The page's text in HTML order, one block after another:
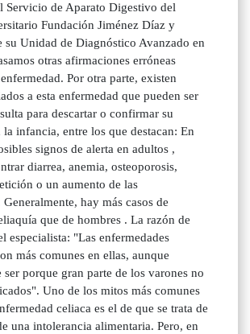
Servicio de Aparato Digestivo del
Fundación Jiménez Díaz y
su Unidad de Diagnóstico Avanzado en
otras afirmaciones erróneas
Por otra parte, existen
a esta enfermedad que pueden ser
para descartar o confirmar su
infancia, entre los que destacan: En
signos de alerta en adultos ,
diarrea, anemia, osteoporosis,
o un aumento de las
Generalmente, hay más casos de
que de hombres . La razón de
especialista: "Las enfermedades
más comunes en ellas, aunque
ser porque gran parte de los varones no
Uno de los mitos más comunes
celiaca es el de que se trata de
una intolerancia alimentaria. Pero, en